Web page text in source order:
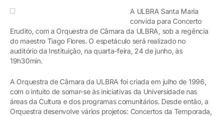
A ULBRA Santa Maria
convida para Concerto
Erudito, com a Orquestra de Câmara da ULBRA, sob a regência
do maestro Tiago Flores. O espetáculo será realizado no
auditório da Instituição, na quarta-feira, 24 de junho, às
19h30min.
A Orquestra de Câmara da ULBRA foi criada em julho de 1996,
com o intuito de somar-se às iniciativas da Universidade nas
áreas da Cultura e dos programas comunitários. Desde então, a
Orquestra desenvolve vários projetos: Concertos da Temporada,